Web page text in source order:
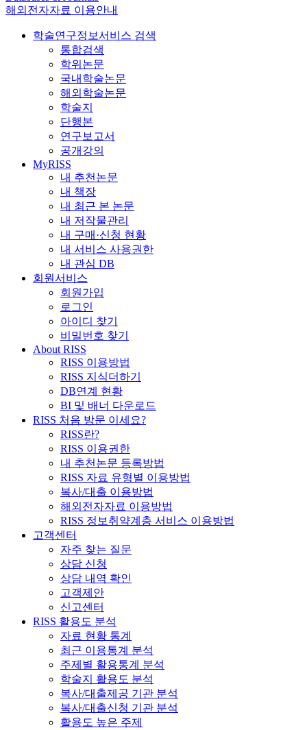
해외전자자료 이용안내
학술연구정보서비스 검색
통합검색
학위논문
국내학술논문
해외학술논문
학술지
단행본
연구보고서
공개강의
MyRISS
내 추천논문
내 책장
내 최근 본 논문
내 저작물관리
내 구매·신청 현황
내 서비스 사용권한
내 관심 DB
회원서비스
회원가입
로그인
아이디 찾기
비밀번호 찾기
About RISS
RISS 이용방법
RISS 지식더하기
DB연계 현황
BI 및 배너 다운로드
RISS 처음 방문 이세요?
RISS란?
RISS 이용권한
내 추천논문 등록방법
RISS 자료 유형별 이용방법
복사/대출 이용방법
해외전자자료 이용방법
RISS 정보취약계층 서비스 이용방법
고객센터
자주 찾는 질문
상담 신청
상담 내역 확인
고객제안
신고센터
RISS 활용도 분석
자료 현황 통계
최근 이용통계 분석
주제별 활용통계 분석
학술지 활용도 분석
복사/대출제공 기관 분석
복사/대출신청 기관 분석
활용도 높은 주제